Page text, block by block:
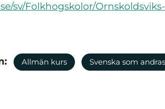
sv/Folkhogskolor/
Allmän kurs Svenska som